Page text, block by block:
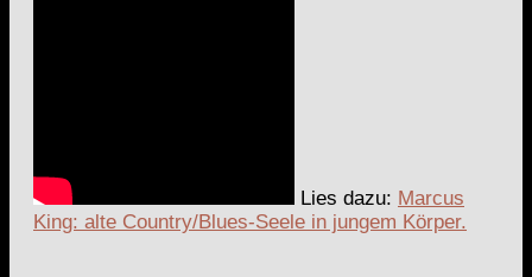
Lies dazu: Marcus
King: alte Country/Blues-Seele in jungem Körper.